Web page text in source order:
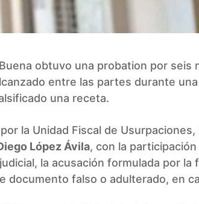
obtuvo una probation por seis
entre las partes durante
una receta.
la Unidad Fiscal de Usurpaciones,
López Ávila, con la
la acusación formulada por la
documento falso o adulterado, en